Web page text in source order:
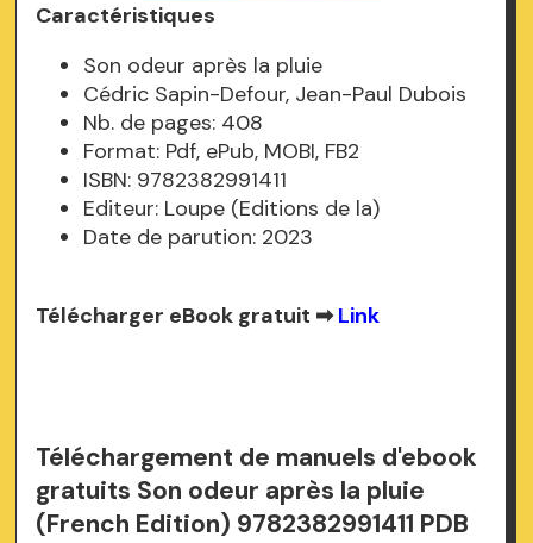
Caractéristiques
Son odeur après la pluie
Cédric Sapin-Defour, Jean-Paul Dubois
Nb. de pages: 408
Format: Pdf, ePub, MOBI, FB2
ISBN: 9782382991411
Editeur: Loupe (Editions de la)
Date de parution: 2023
Télécharger eBook gratuit ➡Link
Téléchargement de manuels d'ebook
gratuits Son odeur après la pluie
(French Edition) 9782382991411 PDB